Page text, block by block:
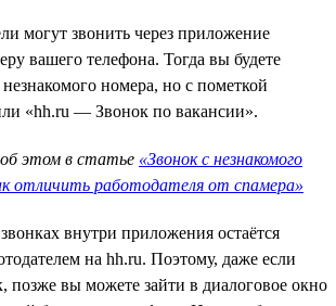
могут звонить через приложение
вашего телефона. Тогда вы будете
номера, но с пометкой
«hh.ru — Звонок по вакансии».
этом в статье «Звонок с незнакомого
отличить работодателя от спамера»
внутри приложения остаётся
на hh.ru. Поэтому, даже если
позже вы можете зайти в диалоговое окно